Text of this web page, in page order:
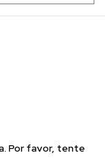
Por favor, tente